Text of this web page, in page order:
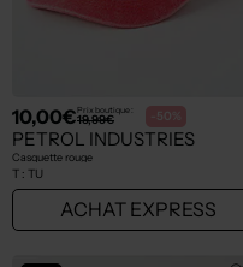
10,00€Prix boutique :
19,99€ -50%
PETROL INDUSTRIES
Casquette rouge
T : TU
ACHAT EXPRESS